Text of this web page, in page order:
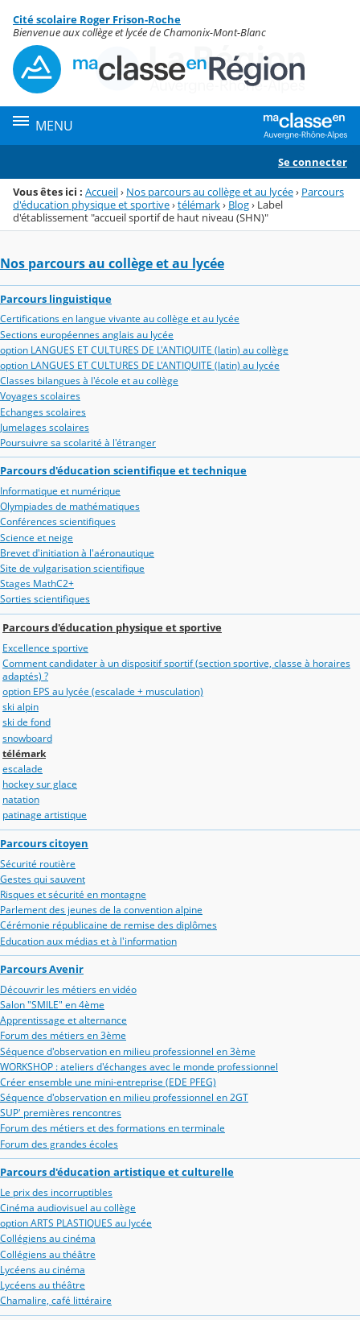
Menu de la rubrique
Contenu
Cité scolaire Roger Frison-Roche
Bienvenue aux collège et lycée de Chamonix-Mont-Blanc
MENU
Se connecter
Vous êtes ici : Accueil› Nos parcours au collège et au lycée› Parcours
d'éducation physique et sportive›télémark› Blog› Label
d'établissement "accueil sportif de haut niveau (SHN)"
Nos parcours au collège et au lycée
Parcours linguistique
Certifications en langue vivante au collège et au lycée
Sections européennes anglais au lycée
option LANGUES ET CULTURES DE L'ANTIQUITE (latin) au collège
option LANGUES ET CULTURES DE L'ANTIQUITE (latin) au lycée
Classes bilangues à l'école et au collège
Voyages scolaires
Echanges scolaires
Jumelages scolaires
Poursuivre sa scolarité à l'étranger
Parcours d'éducation scientifique et technique
Informatique et numérique
Olympiades de mathématiques
Conférences scientifiques
Science et neige
Brevet d'initiation à l'aéronautique
Site de vulgarisation scientifique
Stages MathC2+
Sorties scientifiques
Parcours d'éducation physique et sportive
Excellence sportive
Comment candidater à un dispositif sportif (section sportive, classe à horaires
adaptés) ?
option EPS au lycée (escalade + musculation)
ski alpin
ski de fond
snowboard
télémark
escalade
hockey sur glace
natation
patinage artistique
Parcours citoyen
Sécurité routière
Gestes qui sauvent
Risques et sécurité en montagne
Parlement des jeunes de la convention alpine
Cérémonie républicaine de remise des diplômes
Education aux médias et à l'information
Parcours Avenir
Découvrir les métiers en vidéo
Salon "SMILE" en 4ème
Apprentissage et alternance
Forum des métiers en 3ème
Séquence d'observation en milieu professionnel en 3ème
WORKSHOP : ateliers d'échanges avec le monde professionnel
Créer ensemble une mini-entreprise (EDE PFEG)
Séquence d'observation en milieu professionnel en 2GT
SUP' premières rencontres
Forum des métiers et des formations en terminale
Forum des grandes écoles
Parcours d'éducation artistique et culturelle
Le prix des incorruptibles
Cinéma audiovisuel au collège
option ARTS PLASTIQUES au lycée
Collégiens au cinéma
Collégiens au théâtre
Lycéens au cinéma
Lycéens au théâtre
Chamalire, café littéraire